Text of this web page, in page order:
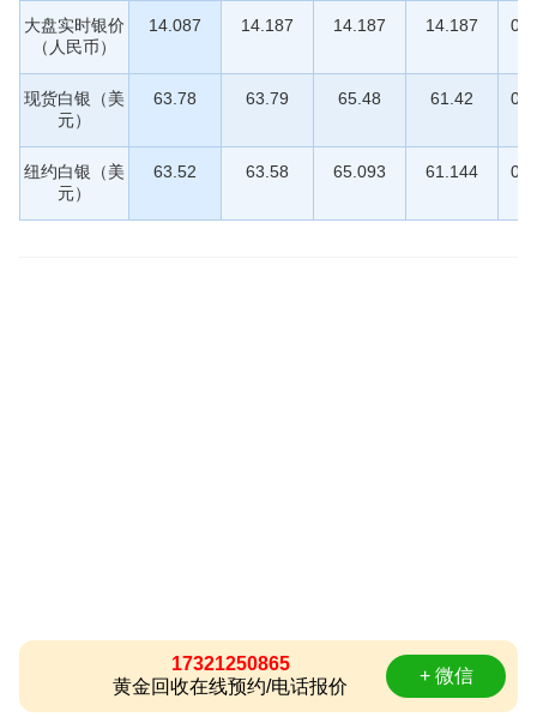
大盘实时银价
（人民币）
14.087 14.187 14.187 14.187
现货白银（美
元）
63.78 63.79 65.48 61.42
纽约白银（美
元）
63.52 63.58 65.093 61.144
17321250865
黄金回收在线预约/电话报价
+ 微信